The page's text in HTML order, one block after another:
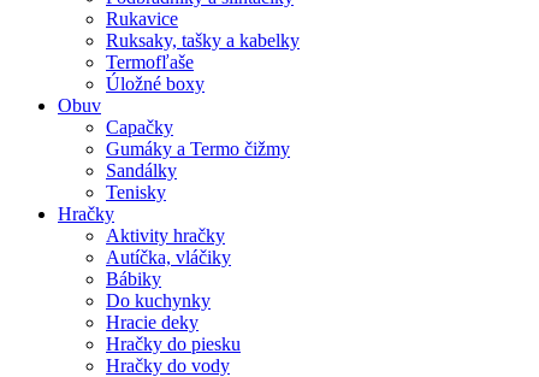
Rukavice
Ruksaky, tašky a kabelky
Termofľaše
Úložné boxy
Obuv
Capačky
Gumáky a Termo čižmy
Sandálky
Tenisky
Hračky
Aktivity hračky
Autíčka, vláčiky
Bábiky
Do kuchynky
Hracie deky
Hračky do piesku
Hračky do vody